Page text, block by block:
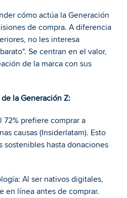
cómo actúa la Generación
de compra. A diferencia
no les interesa
Se centran en el valor,
de la marca con sus
la Generación Z:
72% prefiere comprar a
causas (Insiderlatam). Esto
sostenibles hasta donaciones
Al ser nativos digitales,
en línea antes de comprar.